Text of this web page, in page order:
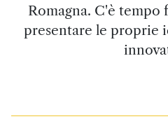
Romagna. C'è tempo
presentare le proprie